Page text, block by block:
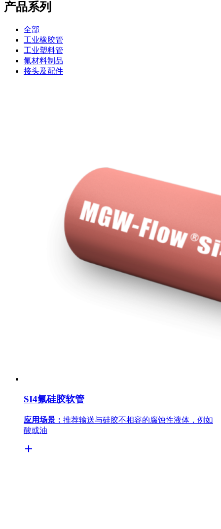
产品系列
全部
工业橡胶管
工业塑料管
氟材料制品
接头及配件
SI4氟硅胶软管
应用场景： 推荐输送与硅胶不相容的腐蚀性液体，例如
酸或油